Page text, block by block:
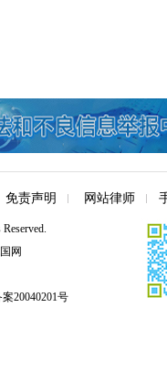
免责声明 网站律师
网
20040201号